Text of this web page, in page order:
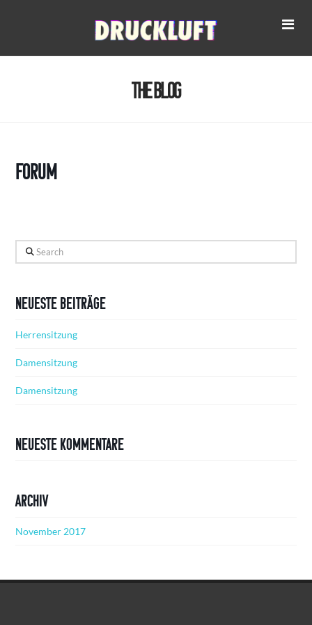
The Blog
Forum
Search
Neueste Beiträge
Herrensitzung
Damensitzung
Damensitzung
Neueste Kommentare
Archiv
November 2017